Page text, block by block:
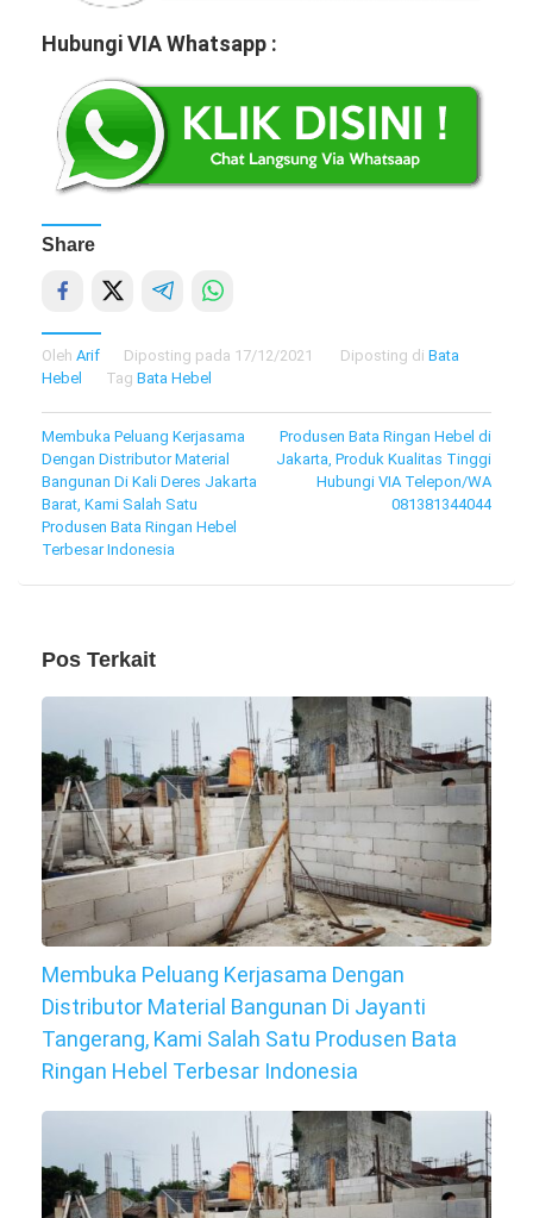
Hubungi VIA Whatsapp :
Share
Oleh Arif Diposting pada 17/12/2021 Diposting di Bata
Hebel
Tag Bata Hebel
Navigasi
pos
Membuka Peluang Kerjasama
Dengan Distributor Material
Bangunan Di Kali Deres Jakarta
Barat, Kami Salah Satu
Produsen Bata Ringan Hebel
Terbesar Indonesia
Produsen Bata Ringan Hebel di
Jakarta, Produk Kualitas Tinggi
Hubungi VIA Telepon/WA
081381344044
Pos Terkait
Membuka Peluang Kerjasama Dengan
Distributor Material Bangunan Di Jayanti
Tangerang, Kami Salah Satu Produsen Bata
Ringan Hebel Terbesar Indonesia